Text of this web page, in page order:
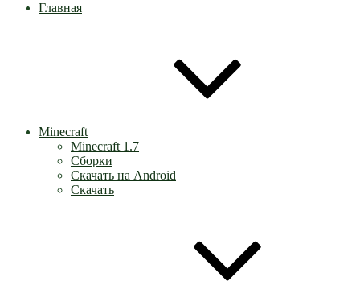
Главная
Minecraft
Minecraft 1.7
Сборки
Скачать на Android
Скачать